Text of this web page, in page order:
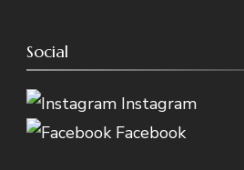
Social
Instagram
Facebook